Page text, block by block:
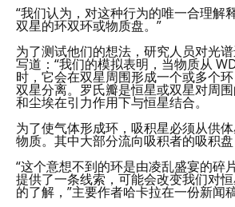
“我们认为，对这种行为的唯一合理解
双星的环双环或物质盘。”
为了测试他们的想法，研究人员对光
写道：“我们的模拟表明，当物质从
时，它会在双星周围形成一个或多个
双星分离。罗氏瓣是恒星或双星对周
和尘埃在引力作用下与恒星结合。
为了使气体形成环，吸积星必须从供
物质。其中大部分流向吸积者的吸积盘
“这个意想不到的环是由凌乱盛宴的碎
提供了一条线索，可能会改变我们对
的了解，”主要作者哈卡拉在一份新闻稿